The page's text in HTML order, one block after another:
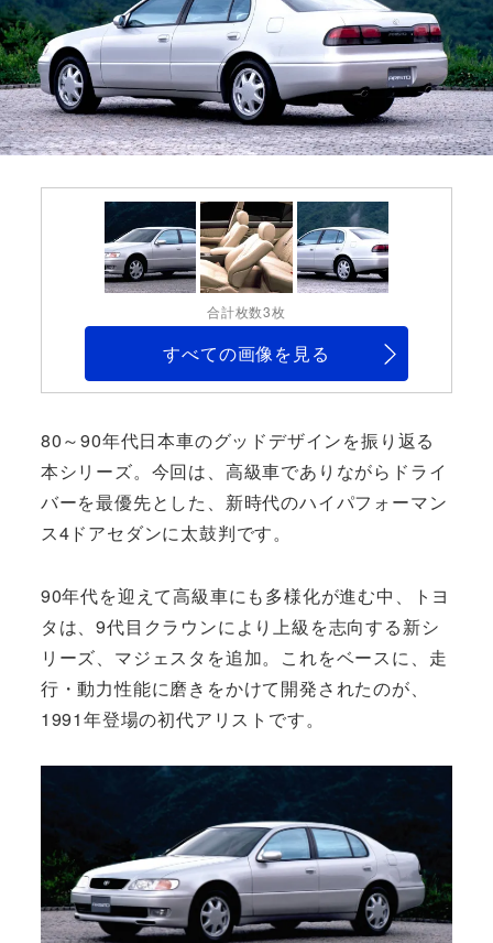
合計枚数3枚
すべての画像を見る
80～90年代日本車のグッドデザインを振り返る
本シリーズ。今回は、高級車でありながらドライ
バーを最優先とした、新時代のハイパフォーマン
ス4ドアセダンに太鼓判です。
90年代を迎えて高級車にも多様化が進む中、トヨ
タは、9代目クラウンにより上級を志向する新シ
リーズ、マジェスタを追加。これをベースに、走
行・動力性能に磨きをかけて開発されたのが、
1991年登場の初代アリストです。